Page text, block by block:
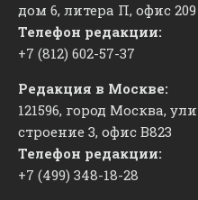
дом 6, литера П, офис 209
Телефон редакции:
+7 (812) 602-57-37
Редакция в Москве:
121596, город Москва,
строение 3, офис ​В823
Телефон редакции:
+7 (499) 348-18-28